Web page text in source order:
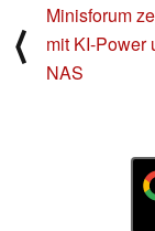
⟨
Minisforum
mit KI-Power
NAS